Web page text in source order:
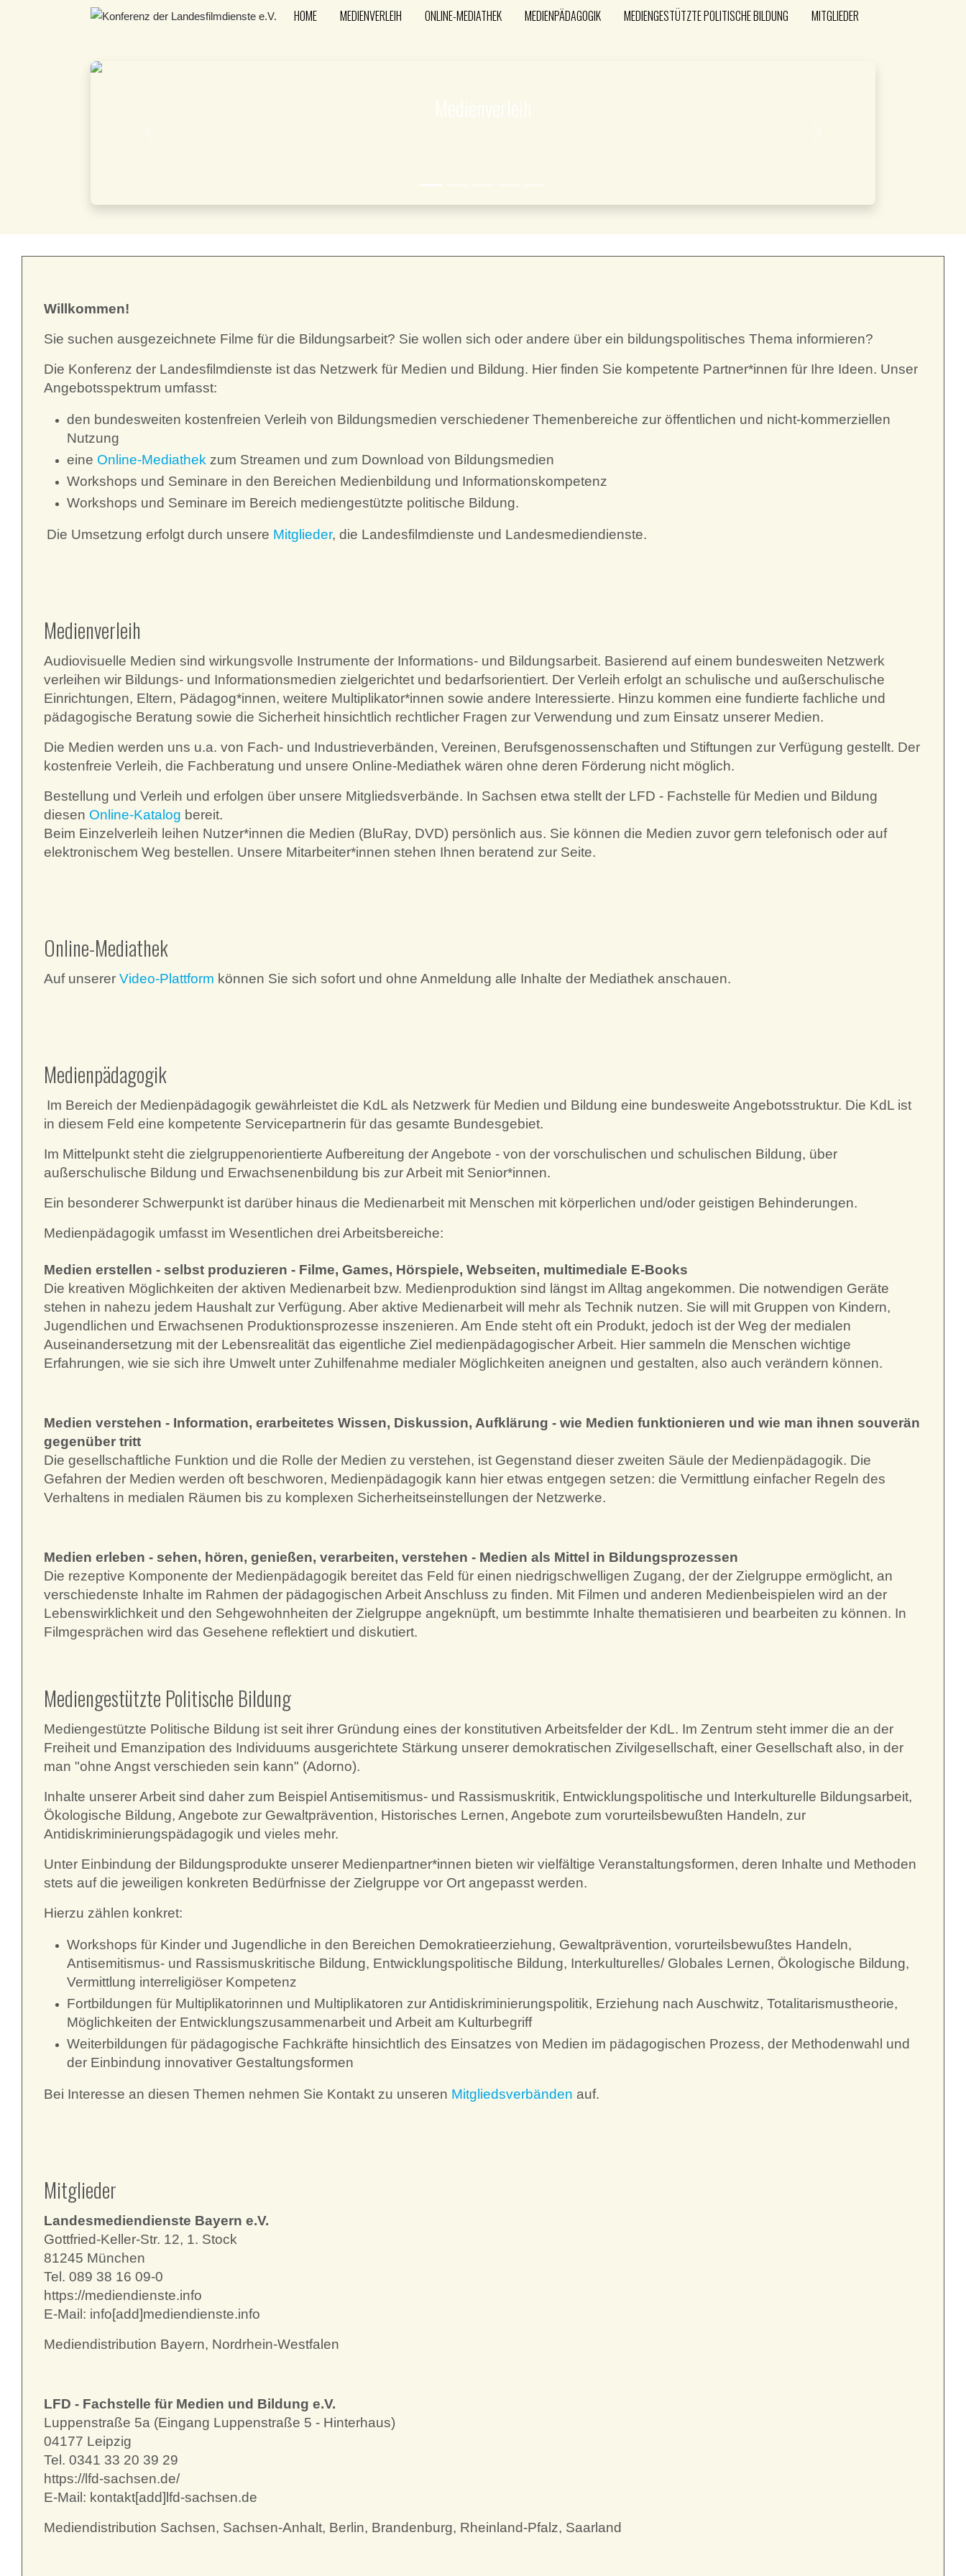
HOME MEDIENVERLEIH ONLINE-MEDIATHEK MEDIENPÄDAGOGIK MEDIENGESTÜTZTE POLITISCHE BILDUNG MITGLIEDER
Willkommen!
Sie suchen ausgezeichnete Filme für die Bildungsarbeit? Sie wollen sich oder andere über ein bildungspolitisches Thema informieren?
Die Konferenz der Landesfilmdienste ist das Netzwerk für Medien und Bildung. Hier finden Sie kompetente Partner*innen für Ihre Ideen. Unser
Angebotsspektrum umfasst:
den bundesweiten kostenfreien Verleih von Bildungsmedien verschiedener Themenbereiche zur öffentlichen und nicht-kommerziellen
Nutzung
eine Online-Mediathek zum Streamen und zum Download von Bildungsmedien
Workshops und Seminare in den Bereichen Medienbildung und Informationskompetenz
Workshops und Seminare im Bereich mediengestützte politische Bildung.
Die Umsetzung erfolgt durch unsere Mitglieder, die Landesfilmdienste und Landesmediendienste.
Medienverleih
Audiovisuelle Medien sind wirkungsvolle Instrumente der Informations- und Bildungsarbeit. Basierend auf einem bundesweiten Netzwerk
verleihen wir Bildungs- und Informationsmedien zielgerichtet und bedarfsorientiert. Der Verleih erfolgt an schulische und außerschulische
Einrichtungen, Eltern, Pädagog*innen, weitere Multiplikator*innen sowie andere Interessierte. Hinzu kommen eine fundierte fachliche und
pädagogische Beratung sowie die Sicherheit hinsichtlich rechtlicher Fragen zur Verwendung und zum Einsatz unserer Medien.
Die Medien werden uns u.a. von Fach- und Industrieverbänden, Vereinen, Berufsgenossenschaften und Stiftungen zur Verfügung gestellt. Der
kostenfreie Verleih, die Fachberatung und unsere Online-Mediathek wären ohne deren Förderung nicht möglich.
Bestellung und Verleih und erfolgen über unsere Mitgliedsverbände. In Sachsen etwa stellt der LFD - Fachstelle für Medien und Bildung
diesen Online-Katalog bereit.
Beim Einzelverleih leihen Nutzer*innen die Medien (BluRay, DVD) persönlich aus. Sie können die Medien zuvor gern telefonisch oder auf
elektronischem Weg bestellen. Unsere Mitarbeiter*innen stehen Ihnen beratend zur Seite.
Online-Mediathek
Auf unserer Video-Plattform können Sie sich sofort und ohne Anmeldung alle Inhalte der Mediathek anschauen.
Medienpädagogik
Im Bereich der Medienpädagogik gewährleistet die KdL als Netzwerk für Medien und Bildung eine bundesweite Angebotsstruktur. Die KdL ist
in diesem Feld eine kompetente Servicepartnerin für das gesamte Bundesgebiet.
Im Mittelpunkt steht die zielgruppenorientierte Aufbereitung der Angebote - von der vorschulischen und schulischen Bildung, über
außerschulische Bildung und Erwachsenenbildung bis zur Arbeit mit Senior*innen.
Ein besonderer Schwerpunkt ist darüber hinaus die Medienarbeit mit Menschen mit körperlichen und/oder geistigen Behinderungen.
Medienpädagogik umfasst im Wesentlichen drei Arbeitsbereiche:
Medien erstellen - selbst produzieren - Filme, Games, Hörspiele, Webseiten, multimediale E-Books
Die kreativen Möglichkeiten der aktiven Medienarbeit bzw. Medienproduktion sind längst im Alltag angekommen. Die notwendigen Geräte
stehen in nahezu jedem Haushalt zur Verfügung. Aber aktive Medienarbeit will mehr als Technik nutzen. Sie will mit Gruppen von Kindern,
Jugendlichen und Erwachsenen Produktionsprozesse inszenieren. Am Ende steht oft ein Produkt, jedoch ist der Weg der medialen
Auseinandersetzung mit der Lebensrealität das eigentliche Ziel medienpädagogischer Arbeit. Hier sammeln die Menschen wichtige
Erfahrungen, wie sie sich ihre Umwelt unter Zuhilfenahme medialer Möglichkeiten aneignen und gestalten, also auch verändern können.
Medien verstehen - Information, erarbeitetes Wissen, Diskussion, Aufklärung - wie Medien funktionieren und wie man ihnen souverän
gegenüber tritt
Die gesellschaftliche Funktion und die Rolle der Medien zu verstehen, ist Gegenstand dieser zweiten Säule der Medienpädagogik. Die
Gefahren der Medien werden oft beschworen, Medienpädagogik kann hier etwas entgegen setzen: die Vermittlung einfacher Regeln des
Verhaltens in medialen Räumen bis zu komplexen Sicherheitseinstellungen der Netzwerke.
Medien erleben - sehen, hören, genießen, verarbeiten, verstehen - Medien als Mittel in Bildungsprozessen
Die rezeptive Komponente der Medienpädagogik bereitet das Feld für einen niedrigschwelligen Zugang, der der Zielgruppe ermöglicht, an
verschiedenste Inhalte im Rahmen der pädagogischen Arbeit Anschluss zu finden. Mit Filmen und anderen Medienbeispielen wird an der
Lebenswirklichkeit und den Sehgewohnheiten der Zielgruppe angeknüpft, um bestimmte Inhalte thematisieren und bearbeiten zu können. In
Filmgesprächen wird das Gesehene reflektiert und diskutiert.
Mediengestützte Politische Bildung
Mediengestützte Politische Bildung ist seit ihrer Gründung eines der konstitutiven Arbeitsfelder der KdL. Im Zentrum steht immer die an der
Freiheit und Emanzipation des Individuums ausgerichtete Stärkung unserer demokratischen Zivilgesellschaft, einer Gesellschaft also, in der
man "ohne Angst verschieden sein kann" (Adorno).
Inhalte unserer Arbeit sind daher zum Beispiel Antisemitismus- und Rassismuskritik, Entwicklungspolitische und Interkulturelle Bildungsarbeit,
Ökologische Bildung, Angebote zur Gewaltprävention, Historisches Lernen, Angebote zum vorurteilsbewußten Handeln, zur
Antidiskriminierungspädagogik und vieles mehr.
Unter Einbindung der Bildungsprodukte unserer Medienpartner*innen bieten wir vielfältige Veranstaltungsformen, deren Inhalte und Methoden
stets auf die jeweiligen konkreten Bedürfnisse der Zielgruppe vor Ort angepasst werden.
Hierzu zählen konkret:
Workshops für Kinder und Jugendliche in den Bereichen Demokratieerziehung, Gewaltprävention, vorurteilsbewußtes Handeln,
Antisemitismus- und Rassismuskritische Bildung, Entwicklungspolitische Bildung, Interkulturelles/ Globales Lernen, Ökologische Bildung,
Vermittlung interreligiöser Kompetenz
Fortbildungen für Multiplikatorinnen und Multiplikatoren zur Antidiskriminierungspolitik, Erziehung nach Auschwitz, Totalitarismustheorie,
Möglichkeiten der Entwicklungszusammenarbeit und Arbeit am Kulturbegriff
Weiterbildungen für pädagogische Fachkräfte hinsichtlich des Einsatzes von Medien im pädagogischen Prozess, der Methodenwahl und
der Einbindung innovativer Gestaltungsformen
Bei Interesse an diesen Themen nehmen Sie Kontakt zu unseren Mitgliedsverbänden auf.
Mitglieder
Landesmediendienste Bayern e.V.
Gottfried-Keller-Str. 12, 1. Stock
81245 München
Tel. 089 38 16 09-0
https://mediendienste.info
E-Mail: info[add]mediendienste.info
Mediendistribution Bayern, Nordrhein-Westfalen
LFD - Fachstelle für Medien und Bildung e.V.
Luppenstraße 5a (Eingang Luppenstraße 5 - Hinterhaus)
04177 Leipzig
Tel. 0341 33 20 39 29
https://lfd-sachsen.de/
E-Mail: kontakt[add]lfd-sachsen.de
Mediendistribution Sachsen, Sachsen-Anhalt, Berlin, Brandenburg, Rheinland-Pfalz, Saarland